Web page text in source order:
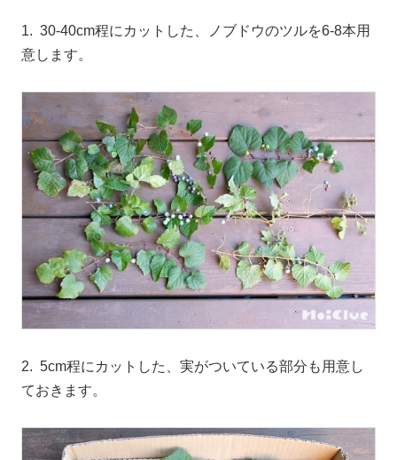
1. 30-40cm程にカットした、ノブドウのツルを6-8本用
意します。
2. 5cm程にカットした、実がついている部分も用意し
ておきます。